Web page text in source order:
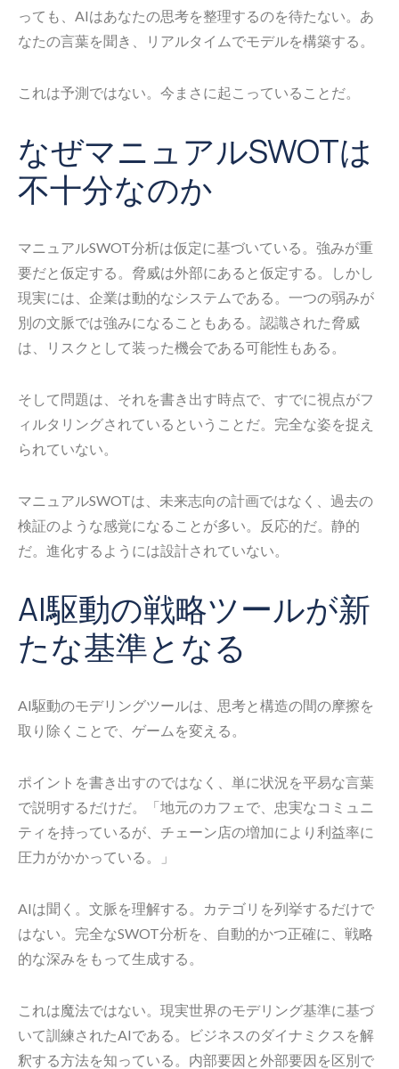
っても、AIはあなたの思考を整理するのを待たない。あ
なたの言葉を聞き、リアルタイムでモデルを構築する。
これは予測ではない。今まさに起こっていることだ。
なぜマニュアルSWOTは
不十分なのか
マニュアルSWOT分析は仮定に基づいている。強みが重
要だと仮定する。脅威は外部にあると仮定する。しかし
現実には、企業は動的なシステムである。一つの弱みが
別の文脈では強みになることもある。認識された脅威
は、リスクとして装った機会である可能性もある。
そして問題は、それを書き出す時点で、すでに視点がフ
ィルタリングされているということだ。完全な姿を捉え
られていない。
マニュアルSWOTは、未来志向の計画ではなく、過去の
検証のような感覚になることが多い。反応的だ。静的
だ。進化するようには設計されていない。
AI駆動の戦略ツールが新
たな基準となる
AI駆動のモデリングツールは、思考と構造の間の摩擦を
取り除くことで、ゲームを変える。
ポイントを書き出すのではなく、単に状況を平易な言葉
で説明するだけだ。「地元のカフェで、忠実なコミュニ
ティを持っているが、チェーン店の増加により利益率に
圧力がかかっている。」
AIは聞く。文脈を理解する。カテゴリを列挙するだけで
はない。完全なSWOT分析を、自動的かつ正確に、戦略
的な深みをもって生成する。
これは魔法ではない。現実世界のモデリング基準に基づ
いて訓練されたAIである。ビジネスのダイナミクスを解
釈する方法を知っている。内部要因と外部要因を区別で